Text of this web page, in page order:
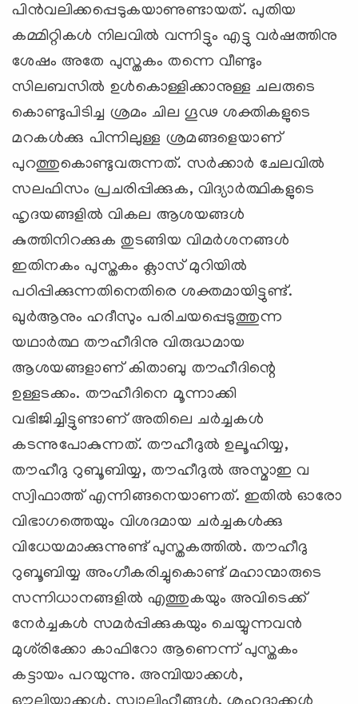
പിന്‍വലിക്കപ്പെടുകയാണുണ്ടായത്. പുതിയ
കമ്മിറ്റികള്‍ നിലവില്‍ വന്നിട്ടും എട്ടു വര്‍ഷത്തിനു
ശേഷം അതേ പുസ്തകം തന്നെ വീണ്ടും
സിലബസില്‍ ഉള്‍കൊള്ളിക്കാനുള്ള ചലരുടെ
കൊണ്ടുപിടിച്ച ശ്രമം ചില ഗൂഢ ശക്തികളുടെ
മറകള്‍ക്കു പിന്നിലുള്ള ശ്രമങ്ങളെയാണ്
പുറത്തുകൊണ്ടുവരുന്നത്. സര്‍ക്കാര്‍ ചേലവില്‍
സലഫിസം പ്രചരിപ്പിക്കുക, വിദ്യാര്‍ത്ഥികളുടെ
ഹൃദയങ്ങളില്‍ വികല ആശയങ്ങള്‍
കുത്തിനിറക്കുക തുടങ്ങിയ വിമര്‍ശനങ്ങള്‍
ഇതിനകം പുസ്തകം ക്ലാസ് മുറിയില്‍
പഠിപ്പിക്കുന്നതിനെതിരെ ശക്തമായിട്ടുണ്ട്.
ഖുര്‍ആനും ഹദീസും പരിചയപ്പെടുത്തുന്ന
യഥാര്‍ത്ഥ തൗഹീദിനു വിരുദ്ധമായ
ആശയങ്ങളാണ് കിതാബു തൗഹീദിന്റെ
ഉള്ളടക്കം. തൗഹീദിനെ മൂന്നാക്കി
വഭിജിച്ചിട്ടുണ്ടാണ് അതിലെ ചര്‍ച്ചകള്‍
കടന്നുപോകുന്നത്. തൗഹീദുല്‍ ഉലൂഹിയ്യ,
തൗഹീദു റുബൂബിയ്യ, തൗഹീദുല്‍ അസ്മാഇ വ
സ്വിഫാത്ത് എന്നിങ്ങനെയാണത്. ഇതില്‍ ഓരോ
വിഭാഗത്തെയും വിശദമായ ചര്‍ച്ചകള്‍ക്കു
വിധേയമാക്കുന്നുണ്ട് പുസ്തകത്തില്‍. തൗഹീദു
റുബൂബിയ്യ അംഗീകരിച്ചുകൊണ്ട് മഹാന്മാരുടെ
സന്നിധാനങ്ങളില്‍ എത്തുകയും അവിടെക്ക്
നേര്‍ച്ചകള്‍ സമര്‍പ്പിക്കുകയും ചെയ്യുന്നവന്‍
മുശ്‌രിക്കോ കാഫിറോ ആണെന്ന് പുസ്തകം
കട്ടായം പറയുന്നു. അമ്പിയാക്കള്‍,